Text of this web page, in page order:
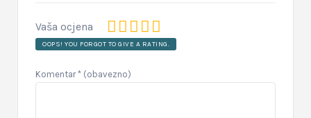
Vaša ocjena
OOPS! YOU FORGOT TO GIVE A RATING.
Komentar* (obavezno)